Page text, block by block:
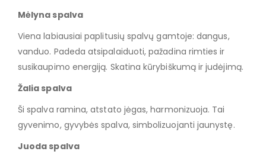
Mėlyna spalva
Viena labiausiai paplitusių spalvų gamtoje: dangus,
vanduo. Padeda atsipalaiduoti, pažadina rimties ir
susikaupimo energiją. Skatina kūrybiškumą ir judėjimą.
Žalia spalva
Ši spalva ramina, atstato jėgas, harmonizuoja. Tai
gyvenimo, gyvybės spalva, simbolizuojanti jaunystę.
Juoda spalva